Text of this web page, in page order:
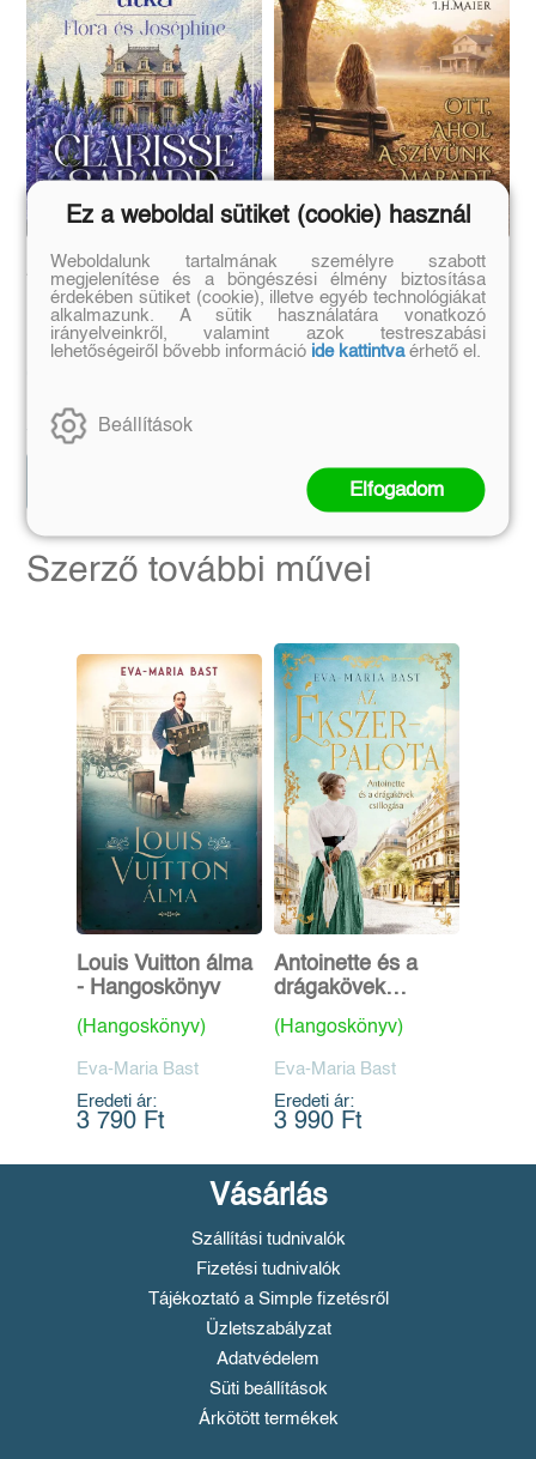
A Szerelemvirág titka
(E-könyv)
Eredeti ár:
5 999 Ft
Ott, ahol a szívünk
maradt
(E-könyv)
Kosárba
Szerző további művei
Louis Vuitton álma
- Hangoskönyv
(Hangoskönyv)
Eva-Maria Bast
Eredeti ár:
3 790 Ft
Antoinette és a
drágakövek
Hangoskönyv
(Hangoskönyv)
Eva-Maria Bast
Eredeti ár:
3 990 Ft
Vásárlás
Szállítási tudnivalók
Fizetési tudnivalók
Tájékoztató a Simple fizetésről
Üzletszabályzat
Adatvédelem
Süti beállítások
Árkötött termékek
Ez a weboldal sütiket (cookie) használ
Weboldalunk tartalmának személyre szabott
megjelenítése és a böngészési élmény biztosítása
érdekében sütiket (cookie), illetve egyéb technológiákat
alkalmazunk. A sütik használatára vonatkozó
irányelveinkről, valamint azok testreszabási
lehetőségeiről bővebb információ ide kattintvaérhető el.
Beállítások
Elfogadom